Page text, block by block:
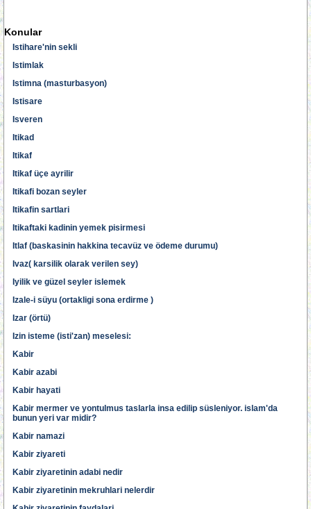
Konular
Istihare'nin sekli
Istimlak
Istimna (masturbasyon)
Istisare
Isveren
Itikad
Itikaf
Itikaf üçe ayrilir
Itikafi bozan seyler
Itikafin sartlari
Itikaftaki kadinin yemek pisirmesi
Itlaf (baskasinin hakkina tecavüz ve ödeme durumu)
Ivaz( karsilik olarak verilen sey)
Iyilik ve güzel seyler islemek
Izale-i süyu (ortakligi sona erdirme )
Izar (örtü)
Izin isteme (isti'zan) meselesi:
Kabir
Kabir azabi
Kabir hayati
Kabir mermer ve yontulmus taslarla insa edilip süsleniyor. islam'da
bunun yeri var midir?
Kabir namazi
Kabir ziyareti
Kabir ziyaretinin adabi nedir
Kabir ziyaretinin mekruhlari nelerdir